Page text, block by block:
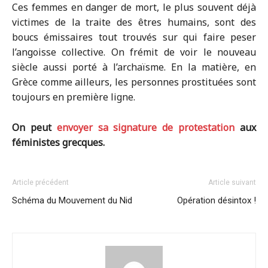
Ces femmes en danger de mort, le plus souvent déjà
victimes de la traite des êtres humains, sont des
boucs émissaires tout trouvés sur qui faire peser
l’angoisse collective. On frémit de voir le nouveau
siècle aussi porté à l’archaïsme. En la matière, en
Grèce comme ailleurs, les personnes prostituées sont
toujours en première ligne.
On peut envoyer sa signature de protestation aux
féministes grecques.
Article précédent
Schéma du Mouvement du Nid
Article suivant
Opération désintox !